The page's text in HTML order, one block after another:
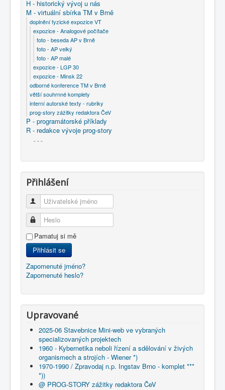
H - historický vývoj u nás
M - virtuální sbírka TM v Brně
doplnění fyzické expozice VT
expozice - Analogové počítače
foto - beseda AP v Brně
foto - AP velký
foto - AP malé
expozice - LGP 30
expozice - Minsk 22
odborné konference TM v Brně
větší souhrnné komplety
interní autorské texty - rubriky
prog-story zážitky redaktora ČeV
P - programátorské příklady
R - redakce vývoje prog-story
- - -
Přihlášení
Uživatelské jméno
Heslo
Pamatuj si mě
Přihlásit se
Zapomenuté jméno?
Zapomenuté heslo?
Upravované
2025-06 Stavebnice Mini-web ve vybraných
specializovaných projektech
1960 - Kybernetika neboli řízení a sdělování v živých
organismech a strojích - Wiener *)
1970-1990 / Zpravodaj n.p. Ingstav Brno - komplet ***
*))
@ PROG-STORY zážitky redaktora ČeV